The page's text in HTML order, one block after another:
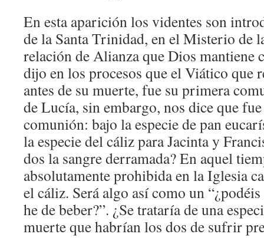
En esta aparición los videntes son
de la Santa Trinidad, en el Misterio de
relación de Alianza que Dios mantiene
dijo en los procesos que el Viático que
antes de su muerte, fue su primera
de Lucía, sin embargo, nos dice que
comunión: bajo la especie de pan
la especie del cáliz para Jacinta y
dos la sangre derramada? En aquel
absolutamente prohibida en la Iglesia
el cáliz. Será algo así como un
he de beber?”. ¿Se trataría de una
muerte que habrían los dos de sufrir